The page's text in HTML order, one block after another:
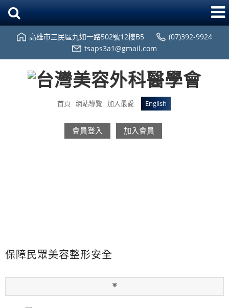
高雄市三民區九如一路502號12樓B5
(07)392-9924
tsaps3a1@gmail.com
首頁 網站導覽 加入最愛 English
會員登入 加入會員
保障民眾美容整形安全